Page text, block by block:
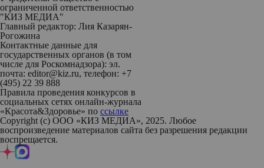
ограниченной ответственностью
"КИЗ МЕДИА"
Главный редактор: Лия Казарян-
Рогожина
Контактные данные для
государственных органов (в том
числе для Роскомнадзора): эл.
почта: editor@kiz.ru, телефон: +7
(495) 22 39 888
Правила проведения конкурсов в
социальных сетях онлайн-журнала
«Красота&Здоровье» по ссылке
Copyright (с) ООО «КИЗ МЕДИА», 2025. Любое
воспроизведение материалов сайта без разрешения редакции
воспрещается.